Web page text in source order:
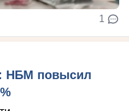
1
НБМ повысил